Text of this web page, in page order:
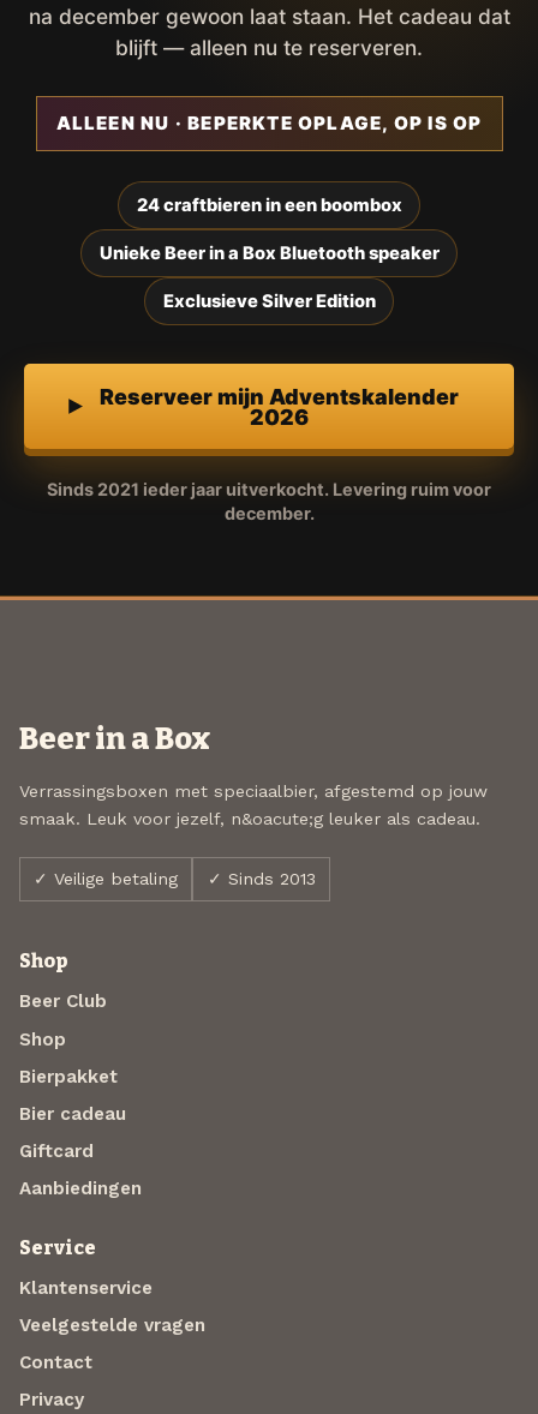
na december gewoon laat staan. Het cadeau dat
blijft — alleen nu te reserveren.
ALLEEN NU · BEPERKTE OPLAGE, OP IS OP
24 craftbieren in een boombox
Unieke Beer in a Box Bluetooth speaker
Exclusieve Silver Edition
Reserveer mijn Adventskalender
2026
Sinds 2021 ieder jaar uitverkocht. Levering ruim voor
december.
Beer in a Box
Verrassingsboxen met speciaalbier, afgestemd op jouw
smaak. Leuk voor jezelf, n&oacute;g leuker als cadeau.
✓ Veilige betaling ✓ Sinds 2013
Shop
Beer Club
Shop
Bierpakket
Bier cadeau
Giftcard
Aanbiedingen
Service
Klantenservice
Veelgestelde vragen
Contact
Privacy